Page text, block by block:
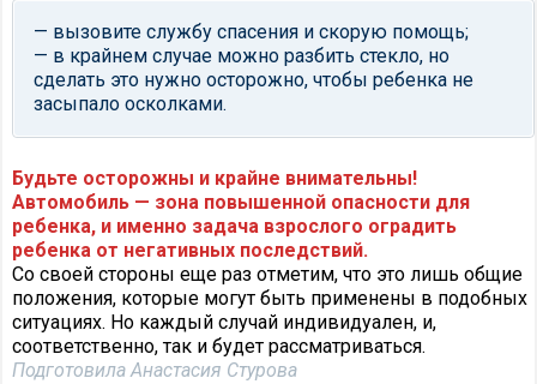
— вызовите службу спасения и скорую помощь;
— в крайнем случае можно разбить стекло, но
сделать это нужно осторожно, чтобы ребенка не
засыпало осколками.
Будьте осторожны и крайне внимательны!
Автомобиль — зона повышенной опасности для
ребенка, и именно задача взрослого оградить
ребенка от негативных последствий.
Со своей стороны еще раз отметим, что это лишь общие
положения, которые могут быть применены в подобных
ситуациях. Но каждый случай индивидуален, и,
соответственно, так и будет рассматриваться.
Подготовила Анастасия Стурова